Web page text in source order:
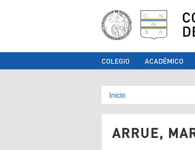
COLEGIO ACADÉMICO
Se
Inicio
ARRUE,